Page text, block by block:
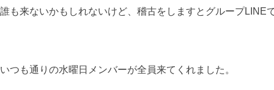
誰も来ないかもしれないけど、稽古をしますとグループLINE
いつも通りの水曜日メンバーが全員来てくれました。